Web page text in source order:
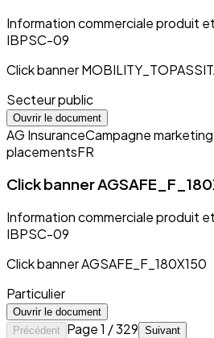
Information commerciale produit
IBPSC-09
Click banner
Secteur public
Ouvrir le document
AG InsuranceCampagne
placementsFR
Click banner
Information commerciale produit
IBPSC-09
Click banner AGSAFE_F_180X150
Particulier
Ouvrir le document
Précédent Page 1 / 329 Suivant